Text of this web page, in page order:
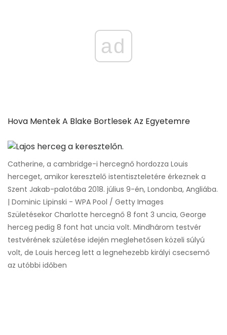
ad
Hova Mentek A Blake Bortlesek Az Egyetemre
Catherine, a cambridge-i hercegnő hordozza Louis
herceget, amikor keresztelő istentiszteletére érkeznek a
Szent Jakab-palotába 2018. július 9-én, Londonba, Angliába.
| Dominic Lipinski - WPA Pool / Getty Images
Születésekor Charlotte hercegnő 8 font 3 uncia, George
herceg pedig 8 font hat uncia volt. Mindhárom testvér
testvérének születése idején meglehetősen közeli súlyú
volt, de Louis herceg lett a legnehezebb királyi csecsemő
az utóbbi időben